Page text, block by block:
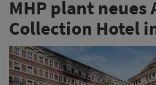
MHP plant neues
Collection Hotel